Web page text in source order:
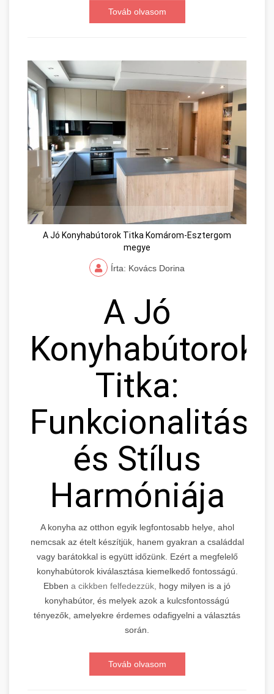
Továb olvasom
A Jó Konyhabútorok Titka Komárom-Esztergom
megye
Írta: Kovács Dorina
A Jó
Konyhabútorok
Titka:
Funkcionalitás
és Stílus
Harmóniája
A konyha az otthon egyik legfontosabb helye, ahol
nemcsak az ételt készítjük, hanem gyakran a családdal
vagy barátokkal is együtt időzünk. Ezért a megfelelő
konyhabútorok kiválasztása kiemelkedő fontosságú.
Ebben a cikkben felfedezzük, hogy milyen is a jó
konyhabútor, és melyek azok a kulcsfontosságú
tényezők, amelyekre érdemes odafigyelni a választás
során.
Továb olvasom